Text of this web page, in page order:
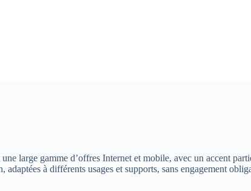
large gamme d’offres Internet et mobile, avec un accent
à différents usages et supports, sans engagement